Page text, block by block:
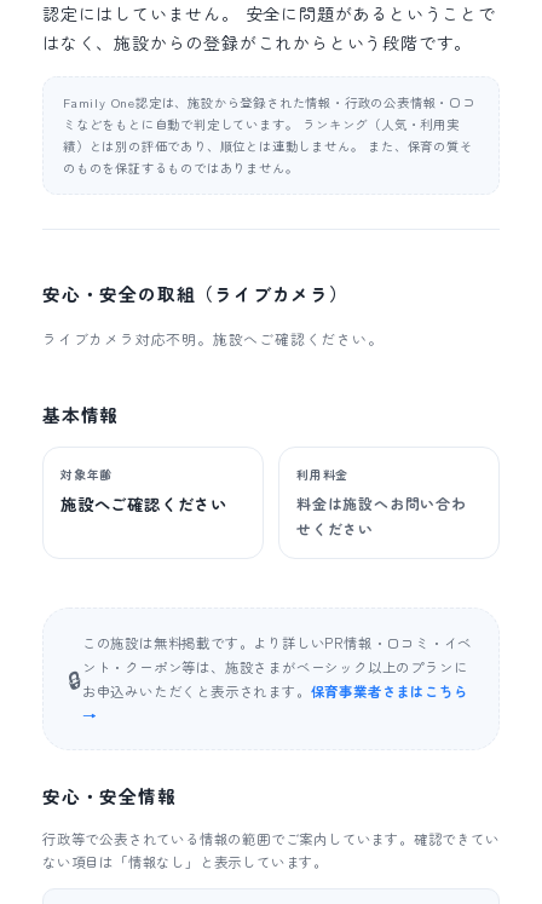
認定にはしていません。 安全に問題があるということで
はなく、施設からの登録がこれからという段階です。
Family One認定は、施設から登録された情報・行政の公表情報・口コ
ミなどをもとに自動で判定しています。 ランキング（人気・利用実
績）とは別の評価であり、順位とは連動しません。 また、保育の質そ
のものを保証するものではありません。
安心・安全の取組（ライブカメラ）
ライブカメラ対応不明。施設へご確認ください。
基本情報
対象年齢
施設へご確認ください
利用料金
料金は施設へお問い合わ
せください
🔒
この施設は無料掲載です。より詳しいPR情報・口コミ・イベ
ント・クーポン等は、施設さまがベーシック以上のプランに
お申込みいただくと表示されます。 保育事業者さまはこちら
→
安心・安全情報
行政等で公表されている情報の範囲でご案内しています。確認できてい
ない項目は「情報なし」と表示しています。